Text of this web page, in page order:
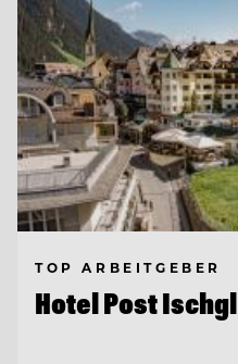
TOP ARBEITGEBER
Hotel Post Ischgl